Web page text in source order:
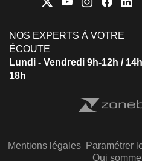
NOS EXPERTS À VOTRE
ÉCOUTE
Lundi - Vendredi 9h-12h /
18h
Mentions légales Paramétrer
Qui